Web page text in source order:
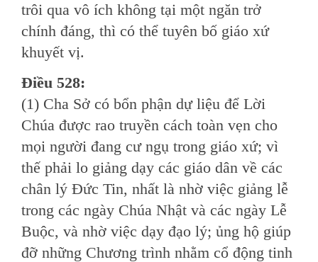
trôi qua vô ích không tại một ngăn trở
chính đáng, thì có thể tuyên bố giáo xứ
khuyết vị.
Ðiều 528:
(1) Cha Sở có bổn phận dự liệu để Lời
Chúa được rao truyền cách toàn vẹn cho
mọi người đang cư ngụ trong giáo xứ; vì
thế phải lo giảng dạy các giáo dân về các
chân lý Ðức Tin, nhất là nhờ việc giảng lễ
trong các ngày Chúa Nhật và các ngày Lễ
Buộc, và nhờ việc dạy đạo lý; ủng hộ giúp
đỡ những Chương trình nhằm cổ động tinh